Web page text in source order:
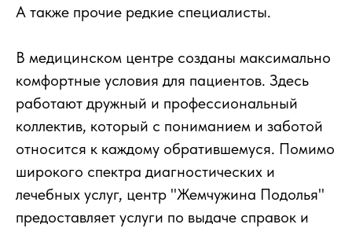
А также прочие редкие специалисты.
В медицинском центре созданы максимально
комфортные условия для пациентов. Здесь
работают дружный и профессиональный
коллектив, который с пониманием и заботой
относится к каждому обратившемуся. Помимо
широкого спектра диагностических и
лечебных услуг, центр "Жемчужина Подолья"
предоставляет услуги по выдаче справок и